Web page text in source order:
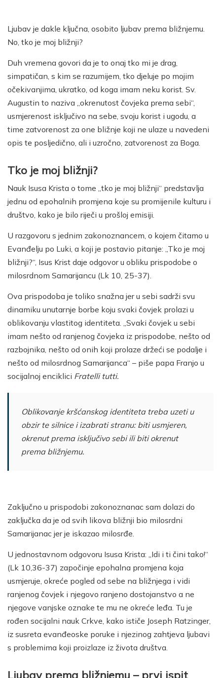
Ljubav je dakle ključna, osobito ljubav prema bližnjemu.
No, tko je moj bližnji?
Duh vremena govori da je to onaj tko mi je drag,
simpatičan, s kim se razumijem, tko djeluje po mojim
očekivanjima, ukratko, od koga imam neku korist. Sv.
Augustin to naziva „okrenutost čovjeka prema sebi“,
usmjerenost isključivo na sebe, svoju korist i ugodu, a
time zatvorenost za one bližnje koji ne ulaze u navedeni
opis te posljedično, ali i uzročno, zatvorenost za Boga.
Tko je moj bližnji?
Nauk Isusa Krista o tome „tko je moj bližnji“ predstavlja
jednu od epohalnih promjena koje su promijenile kulturu i
društvo, kako je bilo riječi u prošloj emisiji.
U razgovoru s jednim zakonoznancem, o kojem čitamo u
Evanđelju po Luki, a koji je postavio pitanje: „Tko je moj
bližnji?“, Isus Krist daje odgovor u obliku prispodobe o
milosrdnom Samarijancu (Lk 10, 25-37).
Ova prispodoba je toliko snažna jer u sebi sadrži svu
dinamiku unutarnje borbe koju svaki čovjek prolazi u
oblikovanju vlastitog identiteta. „Svaki čovjek u sebi
imam nešto od ranjenog čovjeka iz prispodobe, nešto od
razbojnika, nešto od onih koji prolaze držeći se podalje i
nešto od milosrdnog Samarijanca“ – piše papa Franjo u
socijalnoj enciklici Fratelli tutti.
Oblikovanje kršćanskog identiteta treba uzeti u
obzir te silnice i izabrati stranu: biti usmjeren,
okrenut prema isključivo sebi ili biti okrenut
prema bližnjemu.
Zaključno u prispodobi zakonoznanac sam dolazi do
zaključka da je od svih likova bližnji bio milosrdni
Samarijanac jer je iskazao milosrđe.
U jednostavnom odgovoru Isusa Krista: „Idi i ti čini tako!“
(Lk 10,36-37) započinje epohalna promjena koja
usmjeruje, okreće pogled od sebe na bližnjega i vidi
ranjenog čovjek i njegovo ranjeno dostojanstvo a ne
njegove vanjske oznake te mu ne okreće leđa. Tu je
rođen socijalni nauk Crkve, kako ističe Joseph Ratzinger,
iz susreta evanđeoske poruke i njezinog zahtjeva ljubavi
s problemima koji proizlaze iz života društva.
Ljubav prema bližnjemu – prvi ispit